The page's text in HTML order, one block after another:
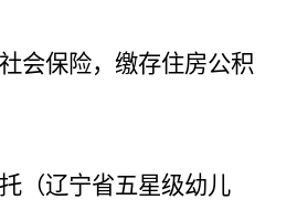
会保险，缴存住房公积
（辽宁省五星级幼儿